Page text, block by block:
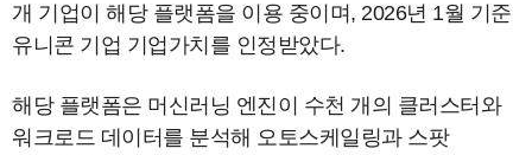
개 기업이 해당 플랫폼을 이용 중이며, 2026년 1월 기준
유니콘 기업 기업가치를 인정받았다.
해당 플랫폼은 머신러닝 엔진이 수천 개의 클러스터와
워크로드 데이터를 분석해 오토스케일링과 스팟